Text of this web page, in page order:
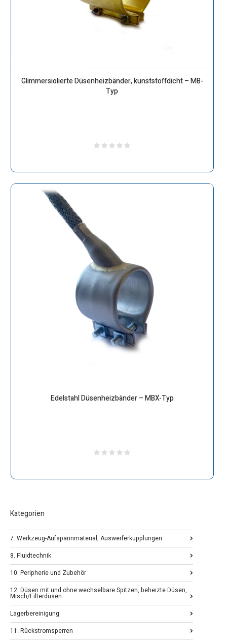
Glimmersiolierte Düsenheizbänder, kunststoffdicht – MB-
Typ
Edelstahl Düsenheizbänder – MBX-Typ
Kategorien
7. Werkzeug-Aufspannmaterial, Auswerferkupplungen
8. Fluidtechnik
10. Peripherie und Zubehör
12. Düsen mit und ohne wechselbare Spitzen, beheizte Düsen,
Misch/Filterdüsen
Lagerbereinigung
11. Rückstromsperren